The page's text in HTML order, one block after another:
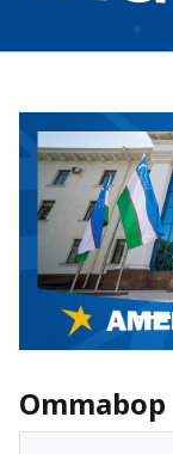
Ommabop